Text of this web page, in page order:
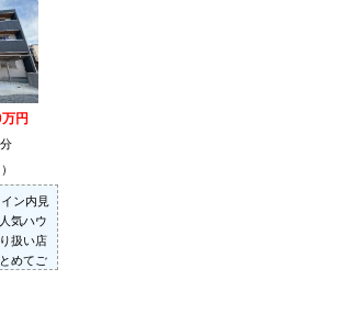
円
ン内見
気ハウ
扱い店
めてご